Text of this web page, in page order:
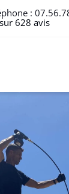
:
628 avis